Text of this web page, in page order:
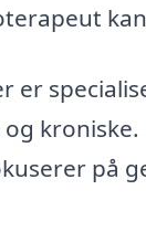
er
på